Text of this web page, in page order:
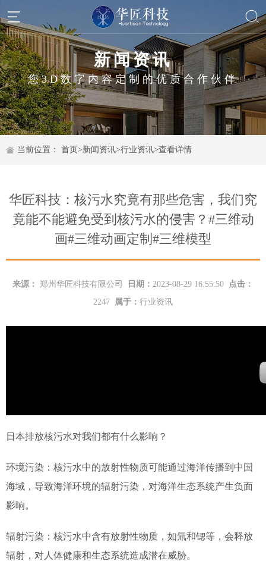
新闻资讯
您3D数字内容定制的优质合作伙伴
当前位置： 首页>新闻资讯>行业资讯>查看详情
华匠科技：核污水究竟有那些危害，我们究
竟能不能避免受到核污水的侵害？#三维动
画#三维动画定制#三维模型
来源： 郑州华匠科技有限公司 日期： 2023-08-29 16:55:50
点击：
2247
属于： 行业资讯
日本排放核污水对我们都有什么影响？
环境污染：核污水中的放射性物质可能通过海洋传播到中国
海域，导致海洋环境的辐射污染，对海洋生态系统产生负面
影响。
辐射污染：核污水中含有放射性物质，如氚和锶等，会释放
辐射，对人体健康和生态系统造成潜在威胁。